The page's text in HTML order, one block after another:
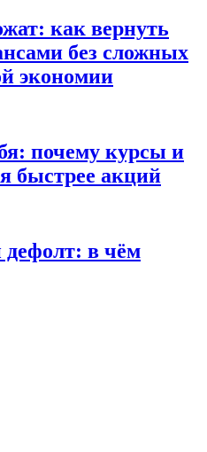
как вернуть
без сложных
экономии
почему курсы и
быстрее акций
дефолт: в чём